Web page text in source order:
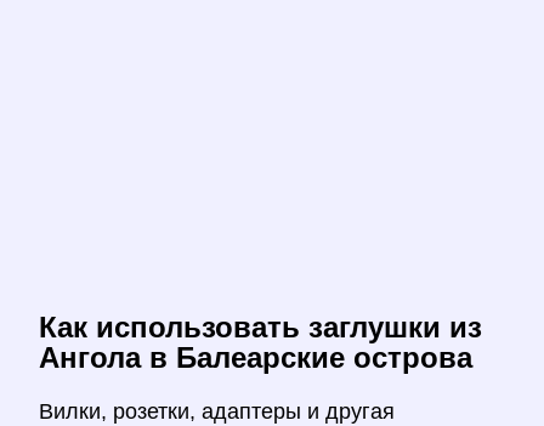
Как использовать заглушки из
Ангола в Балеарские острова
Вилки, розетки, адаптеры и другая